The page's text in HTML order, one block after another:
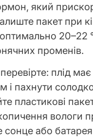
який
пакет при
20–22
променів.
плід має
і пахнути
пластикові
вологи
сонце або